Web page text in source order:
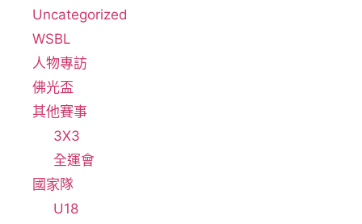
Uncategorized
WSBL
人物專訪
佛光盃
其他賽事
3X3
全運會
國家隊
U18